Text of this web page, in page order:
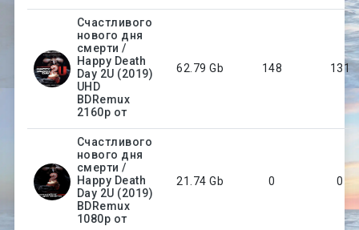
Счастливого
нового дня
смерти /
Happy Death
Day 2U (2019)
UHD
BDRemux
2160p от
62.79 Gb 148 131
Счастливого
нового дня
смерти /
Happy Death
Day 2U (2019)
BDRemux
1080p от
21.74 Gb 0 0